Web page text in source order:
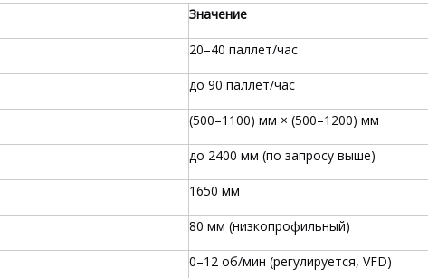
Значение
20–40 паллет/час
до 90 паллет/час
(500–1100) мм × (500–1200) мм
до 2400 мм (по запросу выше)
1650 мм
80 мм (низкопрофильный)
0–12 об/мин (регулируется, VFD)